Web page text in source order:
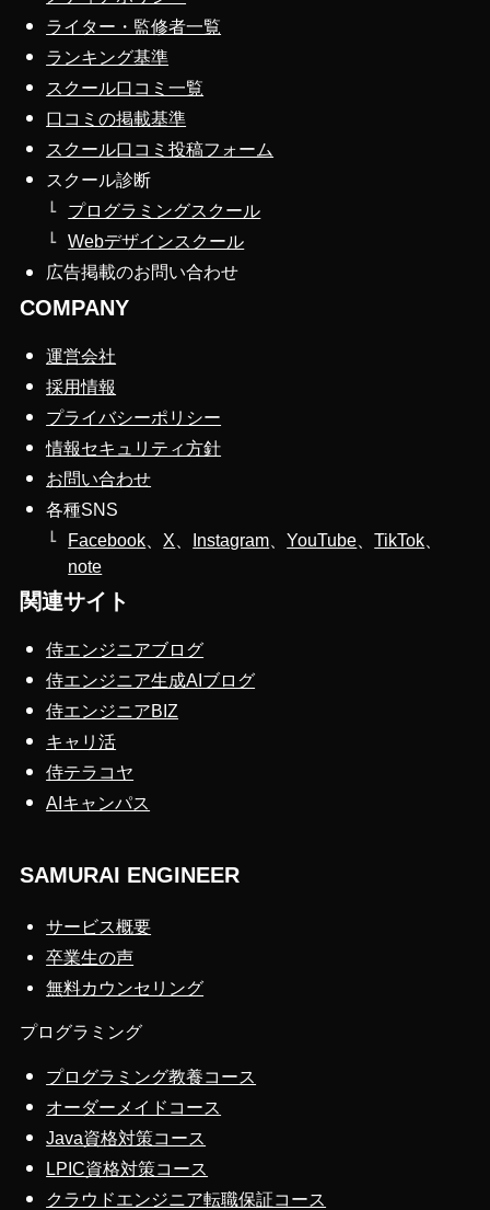
ライター・監修者一覧
ランキング基準
スクール口コミ一覧
口コミの掲載基準
スクール口コミ投稿フォーム
スクール診断
プログラミングスクール
Webデザインスクール
広告掲載のお問い合わせ
COMPANY
運営会社
採用情報
プライバシーポリシー
情報セキュリティ方針
お問い合わせ
各種SNS
Facebook
X Instagram 、YouTube 、TikTok
note
関連サイト
侍エンジニアブログ
侍エンジニア生成AIブログ
侍エンジニアBIZ
キャリ活
侍テラコヤ
AIキャンパス
SAMURAI ENGINEER
サービス概要
卒業生の声
無料カウンセリング
プログラミング
プログラミング教養コース
オーダーメイドコース
Java資格対策コース
LPIC資格対策コース
クラウドエンジニア転職保証コース